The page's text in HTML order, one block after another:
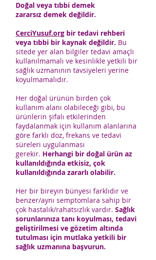
Doğal veya tıbbi demek
zararsız demek değildir.
CerciYusuf.org bir tedavi rehberi
veya tıbbi bir kaynak değildir. Bu
sitede yer alan bilgiler tedavi amaçlı
kullanılmamalı ve kesinlikle yetkili bir
sağlık uzmanının tavsiyeleri yerine
koyulmamalıdır.
Her doğal ürünün birden çok
kullanım alanı olabileceği gibi, bu
ürünlerin şifalı etkilerinden
faydalanmak için kullanım alanlarına
göre farklı doz, frekans ve tedavi
süreleri uygulanması
gerekir. Herhangi bir doğal ürün az
kullanıldığında etkisiz, çok
kullanıldığında zararlı olabilir.
Her bir bireyin bünyesi farklıdır ve
benzer/aynı semptomlara sahip bir
çok hastalık/rahatsızlık vardır. Sağlık
sorunlarınıza tanı koyulması, tedavi
geliştirilmesi ve gözetim altında
tutulması için mutlaka yetkili bir
sağlık uzmanına başvurun.